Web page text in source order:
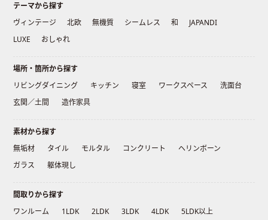
テーマから探す
ヴィンテージ
北欧 無機質 シームレス 和
JAPANDI
LUXE
おしゃれ
場所・箇所から探す
リビングダイニング
キッチン 寝室 ワークスペース
洗面台
玄関／土間
造作家具
素材から探す
無垢材
タイル モルタル コンクリート
ヘリンボーン
ガラス
躯体現し
間取りから探す
ワンルーム
1LDK 2LDK 3LDK 4LDK 5LDK以上